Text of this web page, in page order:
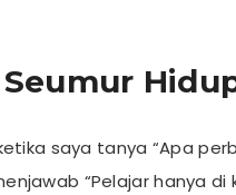
saya tanya “Apa
“Pelajar hanya